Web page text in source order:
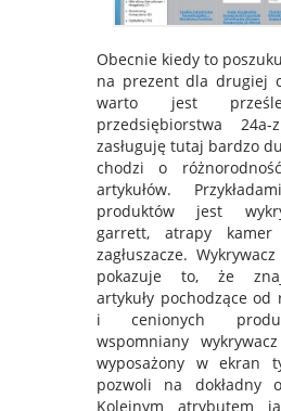
Obecnie kiedy to
na prezent dla drugiej
warto jest
przedsiębiorstwa
zasługuję tutaj bardzo
chodzi o
artykułów.
produktów jest
garrett, atrapy
zagłuszacze.
pokazuje to, że
artykuły pochodzące od
i cenionych
wspomniany
wyposażony w ekran
pozwoli na dokładny
Kolejnym atrybutem